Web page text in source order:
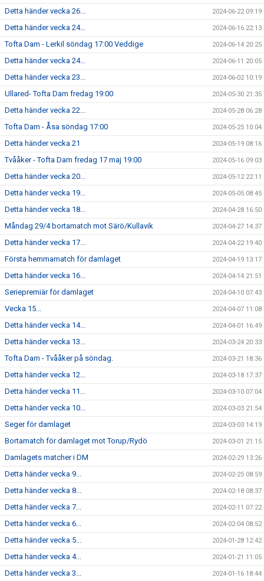
Detta händer vecka 26... 2024-06-22 09:19
Detta händer vecka 24... 2024-06-16 22:13
Tofta Dam - Lerkil söndag 17:00 Veddige 2024-06-14 20:25
Detta händer vecka 24... 2024-06-11 20:05
Detta händer vecka 23... 2024-06-02 10:19
Ullared- Tofta Dam fredag 19:00 2024-05-30 21:35
Detta händer vecka 22... 2024-05-28 06:28
Tofta Dam - Åsa söndag 17:00 2024-05-25 10:04
Detta händer vecka 21 2024-05-19 08:16
Tvååker - Tofta Dam fredag 17 maj 19:00 2024-05-16 09:03
Detta händer vecka 20... 2024-05-12 22:11
Detta händer vecka 19... 2024-05-05 08:45
Detta händer vecka 18... 2024-04-28 16:50
Måndag 29/4 bortamatch mot Särö/Kullavik 2024-04-27 14:37
Detta händer vecka 17... 2024-04-22 19:40
Första hemmamatch för damlaget 2024-04-19 13:17
Detta händer vecka 16... 2024-04-14 21:51
Seriepremiär för damlaget 2024-04-10 07:43
Vecka 15... 2024-04-07 11:08
Detta händer vecka 14... 2024-04-01 16:49
Detta händer vecka 13... 2024-03-24 20:33
Tofta Dam - Tvååker på söndag. 2024-03-21 18:36
Detta händer vecka 12... 2024-03-18 17:37
Detta händer vecka 11... 2024-03-10 07:04
Detta händer vecka 10... 2024-03-03 21:54
Seger för damlaget 2024-03-03 14:19
Bortamatch för damlaget mot Torup/Rydö 2024-03-01 21:15
Damlagets matcher i DM 2024-02-29 13:26
Detta händer vecka 9... 2024-02-25 08:59
Detta händer vecka 8... 2024-02-18 08:37
Detta händer vecka 7... 2024-02-11 07:22
Detta händer vecka 6... 2024-02-04 08:52
Detta händer vecka 5... 2024-01-28 12:42
Detta händer vecka 4... 2024-01-21 11:05
Detta händer vecka 3... 2024-01-16 18:44